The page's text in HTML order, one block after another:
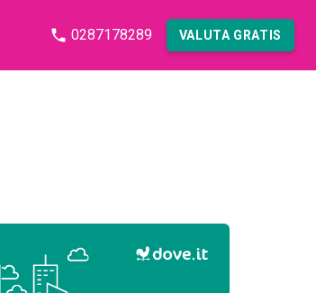
0287178289 VALUTA GRATIS